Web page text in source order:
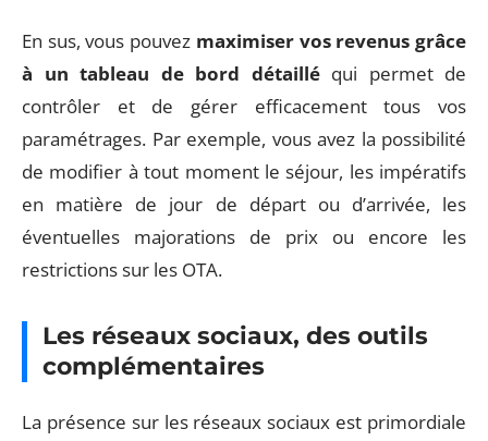
En sus, vous pouvez maximiser vos revenus grâce
à un tableau de bord détailléqui permet de
contrôler et de gérer efficacement tous vos
paramétrages. Par exemple, vous avez la possibilité
de modifier à tout moment le séjour, les impératifs
en matière de jour de départ ou d’arrivée, les
éventuelles majorations de prix ou encore les
restrictions sur les OTA.
Les réseaux sociaux, des outils
complémentaires
La présence sur les réseaux sociaux est primordiale